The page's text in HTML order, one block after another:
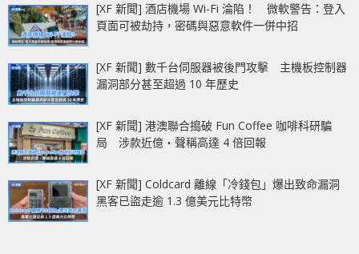
[XF 新聞] 酒店機場 Wi-Fi 淪陷！ 微軟警告：登入
頁面可被劫持，密碼與惡意軟件一併中招
[XF 新聞] 數千台伺服器被後門攻擊 主機板控制器
漏洞部分甚至超過 10 年歷史
[XF 新聞] 港澳聯合搗破 Fun Coffee 咖啡科研騙
局 涉款近億‧聲稱高達 4 倍回報
[XF 新聞] Coldcard 離線「冷錢包」爆出致命漏洞
黑客已盜走逾 1.3 億美元比特幣